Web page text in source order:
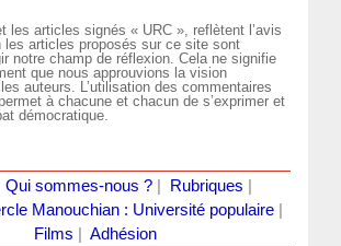
les articles signés « URC », reflètent l’avis
les articles proposés sur ce site sont
notre champ de réflexion. Cela ne signifie
que nous approuvions la vision
auteurs. L’utilisation des commentaires
à chacune et chacun de s’exprimer et
démocratique.
Qui sommes-nous ?| Rubriques
Manouchian : Université populaire
Films
Adhésion